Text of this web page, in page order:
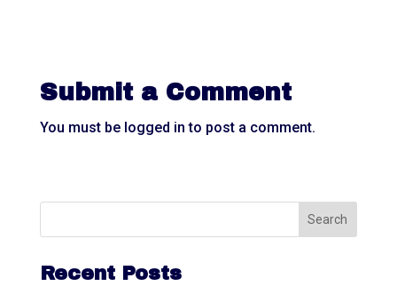
Submit a Comment
You must be logged in to post a comment.
Recent Posts